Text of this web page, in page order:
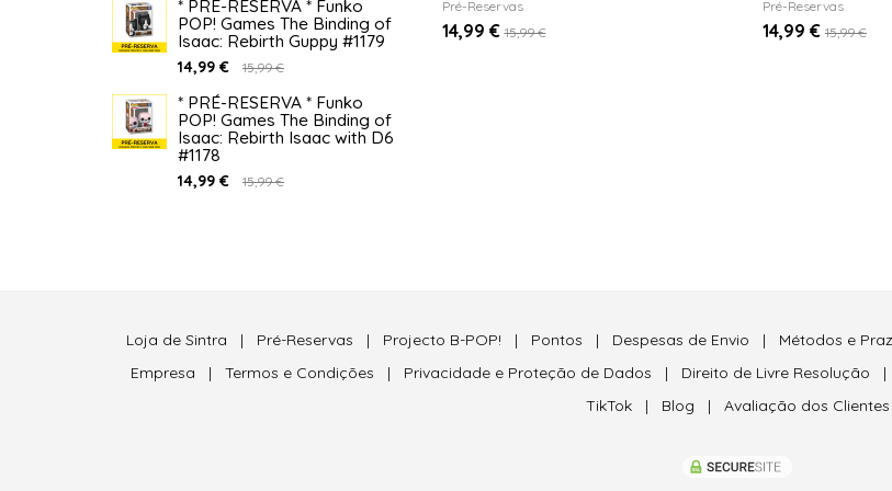
* PRÉ-RESERVA * Funko
POP! Games The Binding of
Isaac: Rebirth Guppy #1179
14,99 € 15,99 €
* PRÉ-RESERVA * Funko
POP! Games The Binding of
Isaac: Rebirth Isaac with D6
#1178
14,99 € 15,99 €
Pré-Reservas
14,99 €15,99 €
Pré-Reservas
14,99 € 15,99 €
Loja de Sintra | Pré-Reservas | Projecto B-POP! | Pontos | Despesas de Envio | Métodos e
Empresa | Termos e Condições | Privacidade e Proteção de Dados | Direito de Livre Resolução |
TikTok| Blog | Avaliação dos Clientes